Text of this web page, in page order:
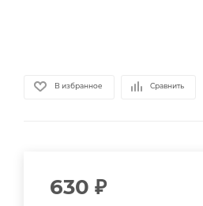
В избранное Сравнить
630 ₽